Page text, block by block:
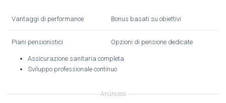
Vantaggi di performance Bonus basati su obiettivi
Piani pensionistici Opzioni di pensione dedicate
Assicurazione sanitaria completa
Sviluppo professionale continuo
Anúncios